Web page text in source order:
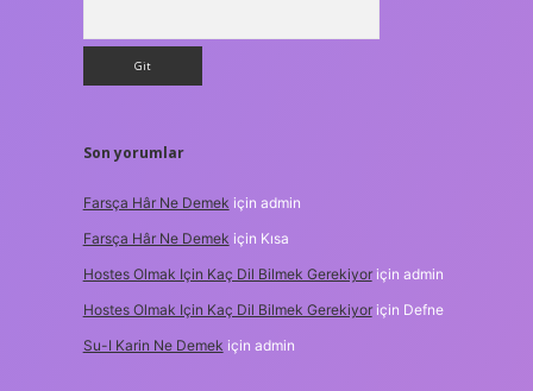
Son yorumlar
Farsça Hâr Ne Demek için admin
Farsça Hâr Ne Demek için Kısa
Hostes Olmak Için Kaç Dil Bilmek Gerekiyoriçin admin
Hostes Olmak Için Kaç Dil Bilmek Gerekiyoriçin Defne
Su-I Karin Ne Demek için admin